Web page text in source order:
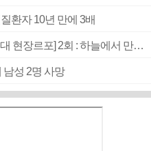
환자 10년 만에 3배
[2026 부산청소년극지체험탐험대 현장르포] 2회 : 하늘에서 만난 얼음의 나라
성 2명 사망